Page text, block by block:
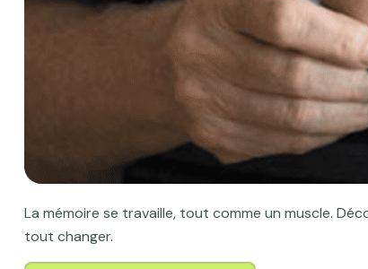
La mémoire se travaille, tout comme un muscle.
tout changer.